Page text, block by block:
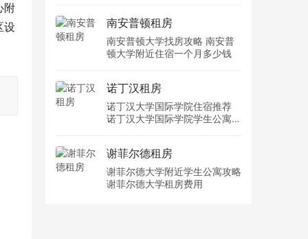
附
设
南安普顿租房
南安普顿大学找房攻略 南安普
顿大学附近住宿一个月多少钱
诺丁汉租房
诺丁汉大学国际学院住宿推荐
诺丁汉大学国际学院学生公寓多
谢菲尔德租房
谢菲尔德大学附近学生公寓攻略
谢菲尔德大学租房费用